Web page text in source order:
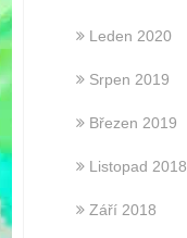
Leden 2020
Srpen 2019
Březen 2019
Listopad 2018
Září 2018